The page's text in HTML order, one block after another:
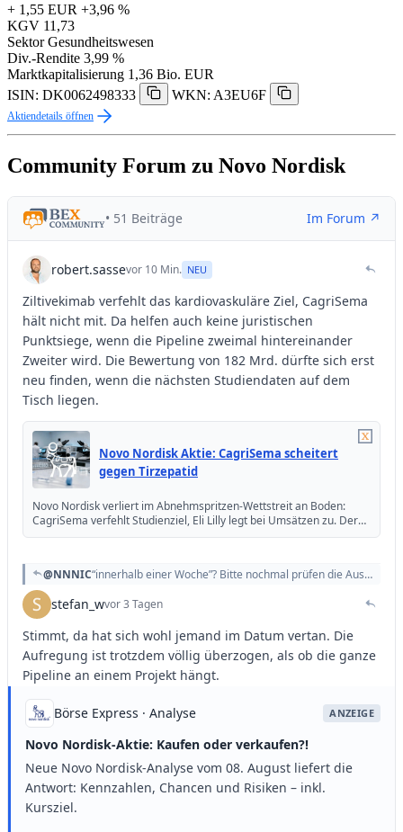
+ 1,55 EUR +3,96 %
KGV 11,73
Sektor Gesundheitswesen
Div.-Rendite 3,99 %
Marktkapitalisierung 1,36 Bio. EUR
ISIN: DK0062498333
WKN: A3EU6F
Aktiendetails öffnen
Community Forum zu Novo Nordisk